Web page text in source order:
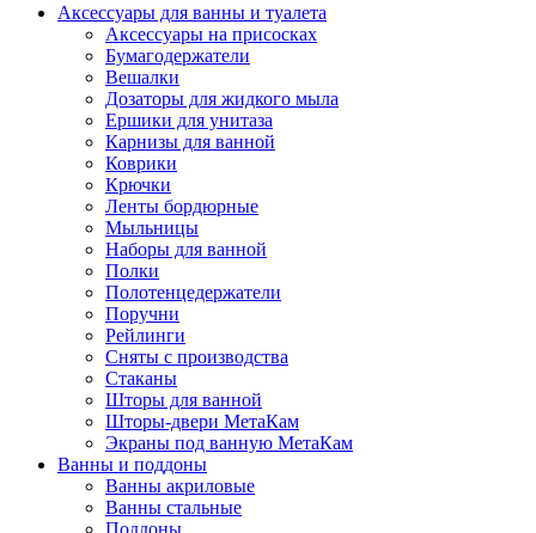
Аксессуары для ванны и туалета
Аксессуары на присосках
Бумагодержатели
Вешалки
Дозаторы для жидкого мыла
Ершики для унитаза
Карнизы для ванной
Коврики
Крючки
Ленты бордюрные
Мыльницы
Наборы для ванной
Полки
Полотенцедержатели
Поручни
Рейлинги
Сняты с производства
Стаканы
Шторы для ванной
Шторы-двери МетаКам
Экраны под ванную МетаКам
Ванны и поддоны
Ванны акриловые
Ванны стальные
Поддоны